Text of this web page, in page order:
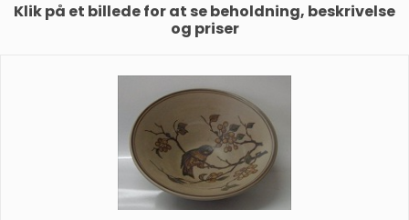
Klik på et billede for at se beholdning, beskrivelse
og priser